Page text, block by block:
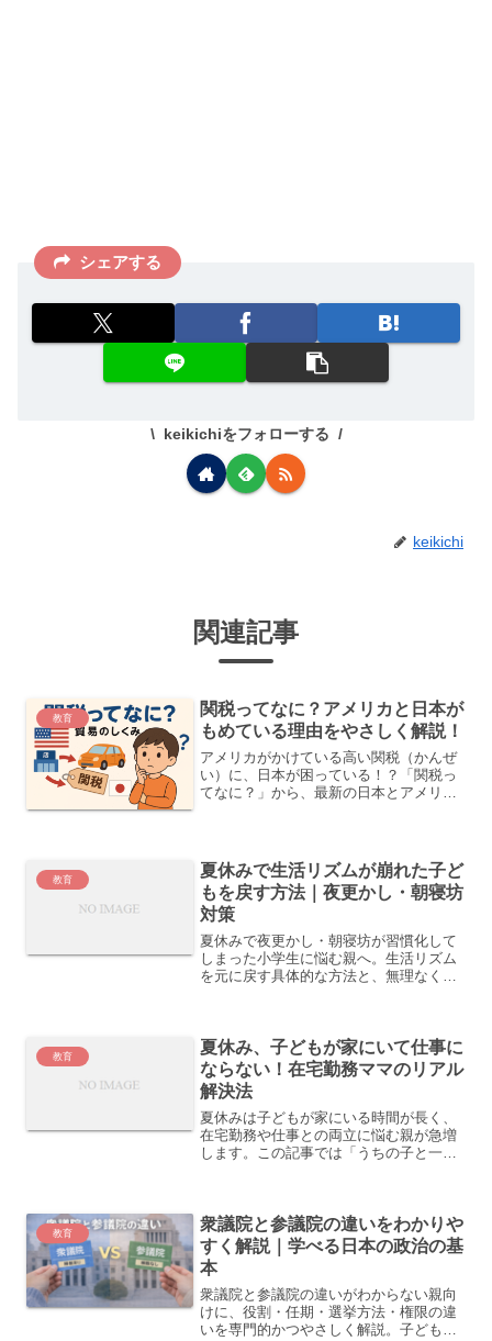
シェアする
keikichiをフォローする
keikichi
関連記事
教育
関税ってなに？アメリカと日本が
もめている理由をやさしく解説！
アメリカがかけている高い関税（かんぜ
い）に、日本が困っている！？「関税っ
てなに？」から、最新の日本とアメリカ
教育
夏休みで生活リズムが崩れた子ど
もを戻す方法｜夜更かし・朝寝坊
対策
夏休みで夜更かし・朝寝坊が習慣化して
しまった小学生に悩む親へ。生活リズム
を元に戻す具体的な方法と、無理なく続
教育
夏休み、子どもが家にいて仕事に
ならない！在宅勤務ママのリアル
解決法
夏休みは子どもが家にいる時間が長く、
在宅勤務や仕事との両立に悩む親が急増
します。この記事では「うちの子と一
教育
衆議院と参議院の違いをわかりや
すく解説｜学べる日本の政治の基
本
衆議院と参議院の違いがわからない親向
けに、役割・任期・選挙方法・権限の違
いを専門的かつやさしく解説。子どもへ